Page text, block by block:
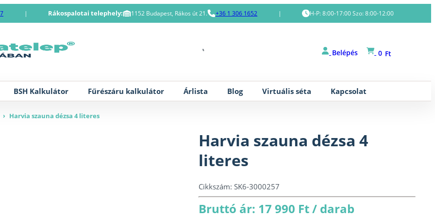
| Rákospalotai telephely: 1152 Budapest, Rákos út 21. +36 1 306 1652 | H-P: 8:00-17:00 Szo: 8:00-12:00
Belépés 0 Ft
BSH Kalkulátor Fűrészáru kalkulátor Árlista Blog Virtuális séta Kapcsolat
› Harvia szauna dézsa 4 literes
Harvia szauna dézsa 4
literes
Cikkszám: SK6-3000257
Bruttó ár: 17 990 Ft / darab